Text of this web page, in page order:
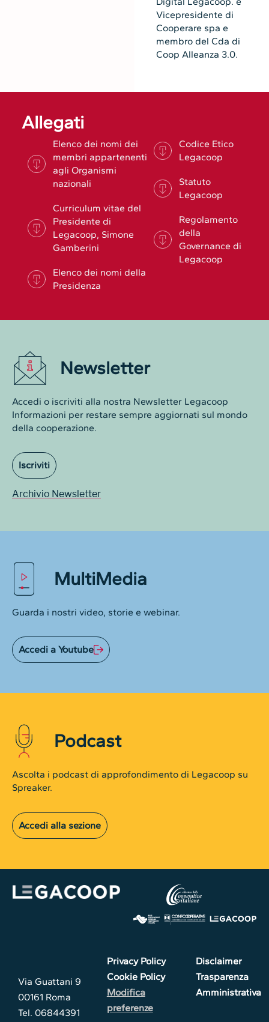
Vicepresidente di
Cooperare spa e
membro del Cda di
Coop Alleanza 3.0.
Allegati
Elenco dei nomi dei
membri appartenenti
agli Organismi
nazionali
Curriculum vitae del
Presidente di
Legacoop, Simone
Gamberini
Elenco dei nomi della
Presidenza
Codice Etico
Legacoop
Statuto
Legacoop
Regolamento
della
Governance di
Legacoop
Newsletter
Accedi o iscriviti alla nostra Newsletter Legacoop
Informazioni per restare sempre aggiornati sul mondo
della cooperazione.
Iscriviti
Archivio Newsletter
MultiMedia
Guarda i nostri video, storie e webinar.
Accedi a Youtube
Podcast
Ascolta i podcast di approfondimento di Legacoop su
Spreaker.
Accedi alla sezione
Via Guattani 9
00161 Roma
Tel. 06844391
Privacy Policy
Cookie Policy
Modifica
preferenze
Disclaimer
Trasparenza
Amministrativa